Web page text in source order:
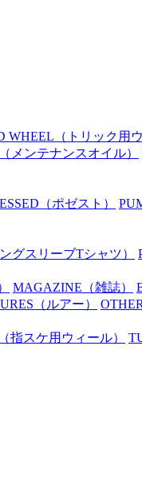
WHEEL （トリック用
（メンテナンスオイル）
（ポゼスト）
ングスリーブTシャツ）
MAGAZINE （雑誌）
（ルアー）
（指スケ用ウィール）